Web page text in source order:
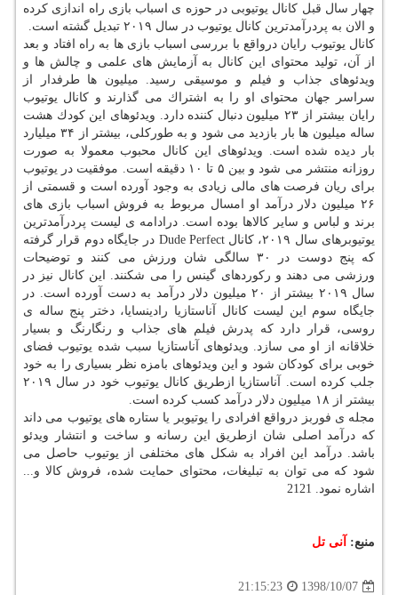
چهار سال قبل كانال یوتیوبی در حوزه ی اسباب بازی راه اندازی كرده
و الان به پردرآمدترین كانال یوتیوب در سال ۲۰۱۹ تبدیل گشته است.
كانال یوتیوب رایان درواقع با بررسی اسباب بازی ها به راه افتاد و بعد
از آن، تولید محتوای این كانال به آزمایش های علمی و چالش ها و
ویدئوهای جذاب و فیلم و موسیقی رسید. میلیون ها طرفدار از
سراسر جهان محتوای او را به اشتراك می گذارند و كانال یوتیوب
رایان بیشتر از ۲۳ میلیون دنبال كننده دارد. ویدئوهای این كودك هشت
ساله میلیون ها بار بازدید می شود و به طوركلی، بیشتر از ۳۴ میلیارد
بار دیده شده است. ویدئوهای این كانال محبوب معمولا به صورت
روزانه منتشر می شود و بین ۵ تا ۱۰ دقیقه است. موفقیت در یوتیوب
برای ریان فرصت های مالی زیادی به وجود آورده است و قسمتی از
۲۶ میلیون دلار درآمد او امسال مربوط به فروش اسباب بازی های
برند و لباس و سایر كالاها بوده است. درادامه ی لیست پردرآمدترین
یوتیوبرهای سال ۲۰۱۹، كانال Dude Perfect در جایگاه دوم قرار گرفته
كه پنج دوست در ۳۰ سالگی شان ورزش می كنند و توضیحات
ورزشی می دهند و ركوردهای گینس را می شكنند. این كانال نیز در
سال ۲۰۱۹ بیشتر از ۲۰ میلیون دلار درآمد به دست آورده است. در
جایگاه سوم این لیست كانال آناستازیا رادینسایا، دختر پنج ساله ی
روسی، قرار دارد كه پدرش فیلم های جذاب و رنگارنگ و بسیار
خلاقانه از او می سازد. ویدئوهای آناستازیا سبب شده یوتیوب فضای
خوبی برای كودكان شود و این ویدئوهای بامزه نظر بسیاری را به خود
جلب كرده است. آناستازیا ازطریق كانال یوتیوب خود در سال ۲۰۱۹
بیشتر از ۱۸ میلیون دلار درآمد كسب كرده است.
مجله ی فوربز درواقع افرادی را یوتیوبر یا ستاره های یوتیوب می داند
كه درآمد اصلی شان ازطریق این رسانه و ساخت و انتشار ویدئو
باشد. درآمد این افراد به شكل های مختلفی از یوتیوب حاصل می
شود كه می توان به تبلیغات، محتوای حمایت شده، فروش كالا و...
اشاره نمود. 2121
منبع: آنی تل
1398/10/07
21:15:23